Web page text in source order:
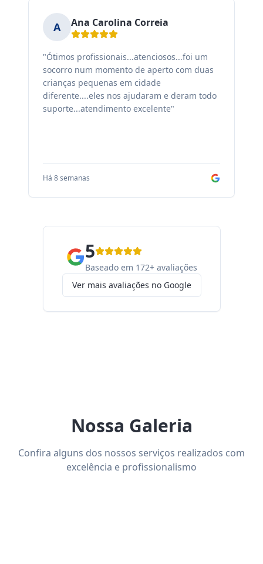
A Ana Carolina Correia
"Ótimos profissionais...atenciosos...foi um
socorro num momento de aperto com duas
crianças pequenas em cidade
diferente....eles nos ajudaram e deram todo
suporte...atendimento excelente"
Há 8 semanas
5
Baseado em 172+ avaliações
Ver mais avaliações no Google
Nossa Galeria
Confira alguns dos nossos serviços realizados com
excelência e profissionalismo